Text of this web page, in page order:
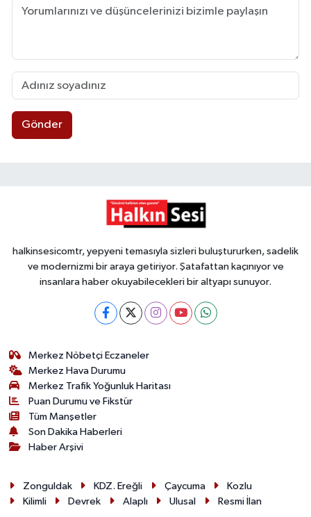
Gönder
halkinsesicomtr, yepyeni temasıyla sizleri buluştururken, sadelik
ve modernizmi bir araya getiriyor. Şatafattan kaçınıyor ve
insanlara haber okuyabilecekleri bir altyapı sunuyor.
Merkez Nöbetçi Eczaneler
Merkez Hava Durumu
Merkez Trafik Yoğunluk Haritası
Puan Durumu ve Fikstür
Tüm Manşetler
Son Dakika Haberleri
Haber Arşivi
Zonguldak KDZ. Ereğli Çaycuma
Kozlu
Kilimli
Devrek Alaplı Ulusal Resmi İlan